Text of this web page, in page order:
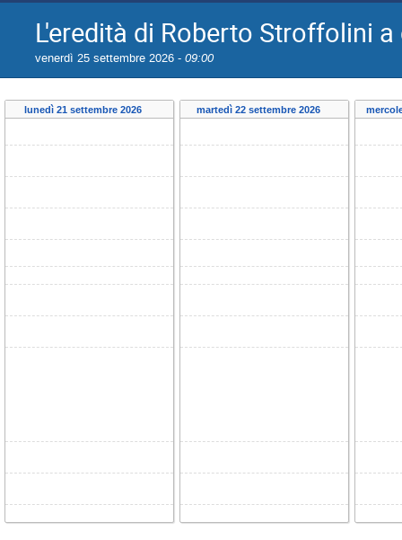
L'eredità di Roberto Stroffolini
venerdì 25 settembre 2026 - 09:00
lunedì 21 settembre 2026 martedì 22 settembre 2026